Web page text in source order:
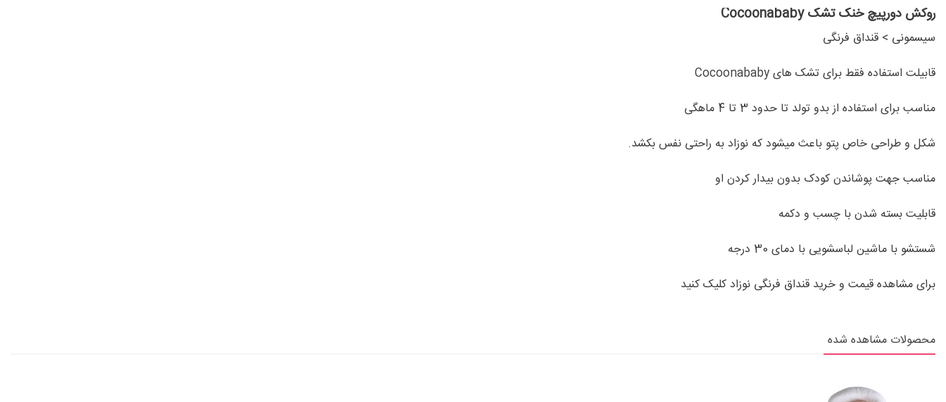
روکش دورپیچ خنک تشک Cocoonababy
سیسمونی > قنداق فرنگی
قابیلت استفاده فقط برای تشک های Cocoonababy
مناسب برای استفاده از بدو تولد تا حدود 3 تا 4 ماهگی
شکل و طراحی خاص پتو باعث میشود که نوزاد به راحتی نفس بکشد.
مناسب جهت پوشاندن کودک بدون بیدار کردن او
قابلیت بسته شدن با چسب و دکمه
شستشو با ماشین لباسشویی با دمای 30 درجه
برای مشاهده قیمت و خرید قنداق فرنگی نوزاد کلیک کنید
محصولات مشاهده شده